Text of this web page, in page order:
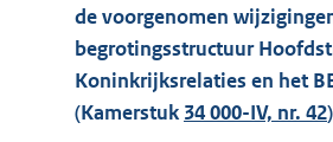
de voorgenomen
begrotingsstructuur
Koninkrijksrelaties en het
(Kamerstuk 34 000-IV, nr. 42